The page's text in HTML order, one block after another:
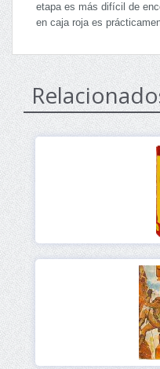
etapa es más difícil de
en caja roja es